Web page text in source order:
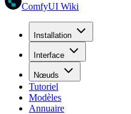
ComfyUI Wiki
Installation
Interface
Nœuds
Tutoriel
Modèles
Annuaire